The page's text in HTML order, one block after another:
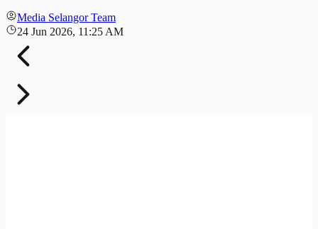
Media Selangor Team
24 Jun 2026, 11:25 AM